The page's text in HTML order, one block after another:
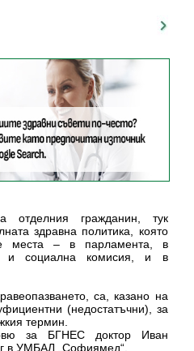
гражданин, тук
здравна политика, която
места – в парламента, в
и социална комисия, и в
са, казано на
(недостатъчни), за
термин.
за БГНЕС доктор Иван
в УМБАЛ „Софиямед“.